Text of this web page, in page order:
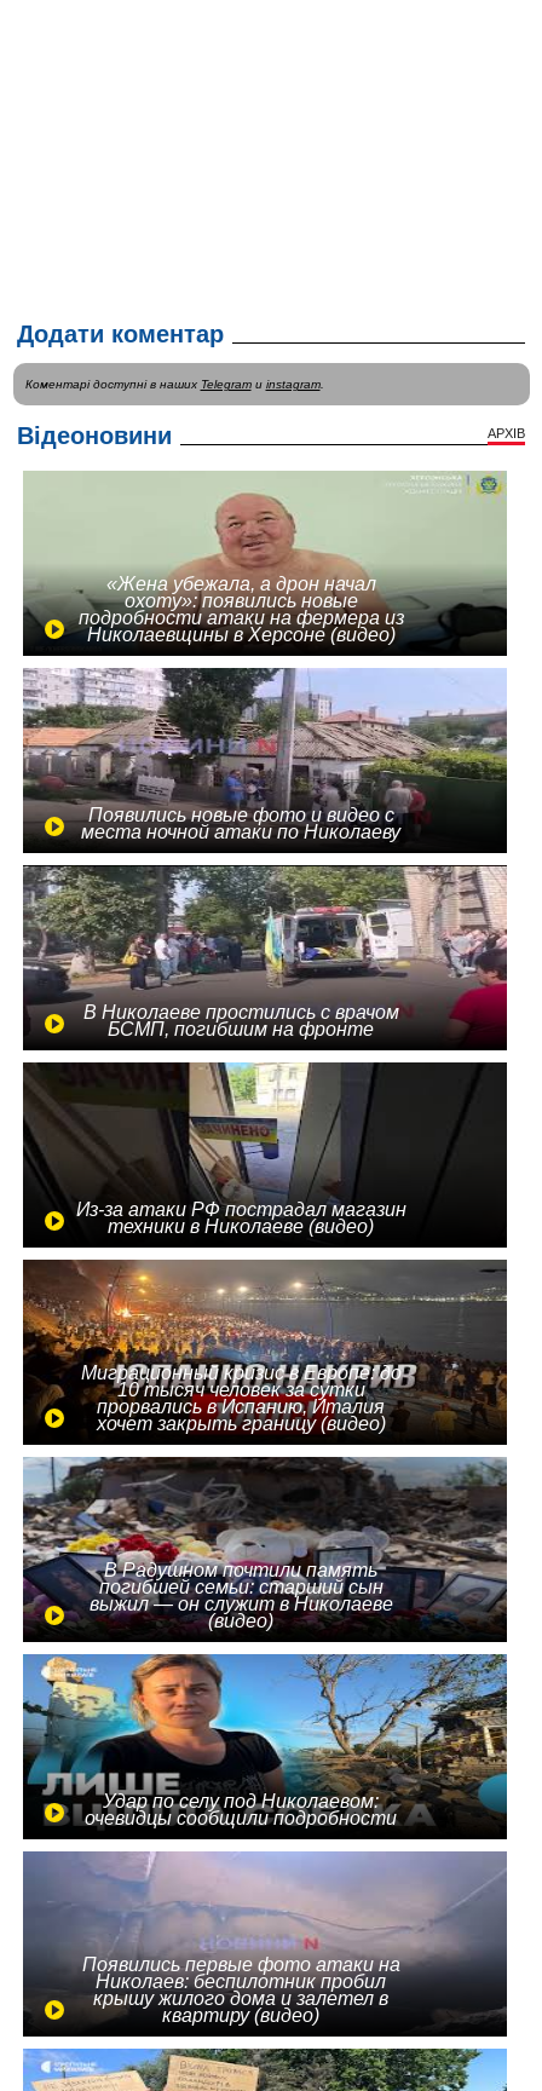
Додати коментар
Коментарі доступні в наших Telegramи instagram.
Відеоновини АРХІВ
«Жена убежала, а дрон начал
охоту»: появились новые
подробности атаки на фермера из
Николаевщины в Херсоне (видео)
Появились новые фото и видео с
места ночной атаки по Николаеву
В Николаеве простились с врачом
БСМП, погибшим на фронте
Из-за атаки РФ пострадал магазин
техники в Николаеве (видео)
Миграционный кризис в Европе: до
10 тысяч человек за сутки
прорвались в Испанию, Италия
хочет закрыть границу (видео)
В Радушном почтили память
погибшей семьи: старший сын
выжил — он служит в Николаеве
(видео)
Удар по селу под Николаевом:
очевидцы сообщили подробности
Появились первые фото атаки на
Николаев: беспилотник пробил
крышу жилого дома и залетел в
квартиру (видео)